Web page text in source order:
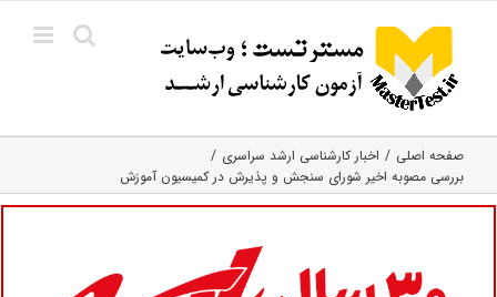
content
صفحه اصلی
اخبار کارشناسی ارشد سراسری
بررسی مصوبه اخیر شورای سنجش و پذیرش در کمیسیون آموزش